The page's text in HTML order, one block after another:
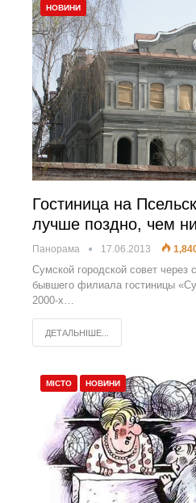
НОВИНИ
Гостиница на
лучше поздно, чем
Панорама 17.06.2013
Сумской городской совет через
бывшего филиала гостиницы
2000-х…
ДЕТАЛЬНІШЕ...
МІСТО НОВИНИ